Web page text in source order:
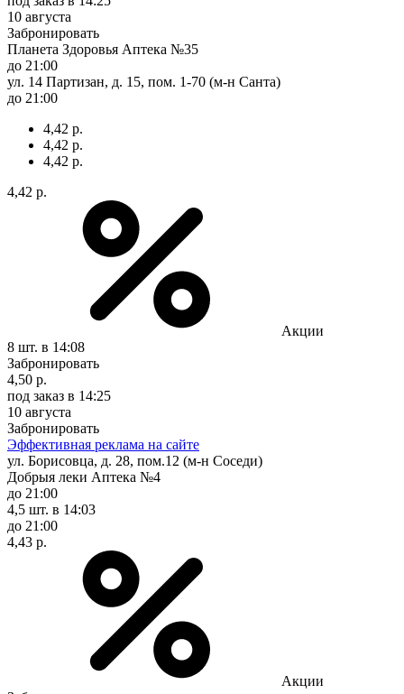
10 августа
Забронировать
Планета Здоровья Аптека №35
до 21:00
ул. 14 Партизан, д. 15, пом. 1-70 (м-н Санта)
до 21:00
4,42 р.
4,42 р.
4,42 р.
4,42 р.
Акции
8 шт. в 14:08
Забронировать
4,50 р.
под заказ в 14:25
10 августа
Забронировать
Эффективная реклама на сайте
ул. Борисовца, д. 28, пом.12 (м-н Соседи)
Добрыя леки Аптека №4
до 21:00
4,5 шт. в 14:03
до 21:00
4,43 р.
Акции